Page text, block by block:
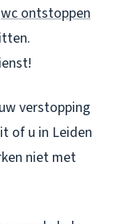
wc ontstoppen
verstopping
of u in Leiden
niet met